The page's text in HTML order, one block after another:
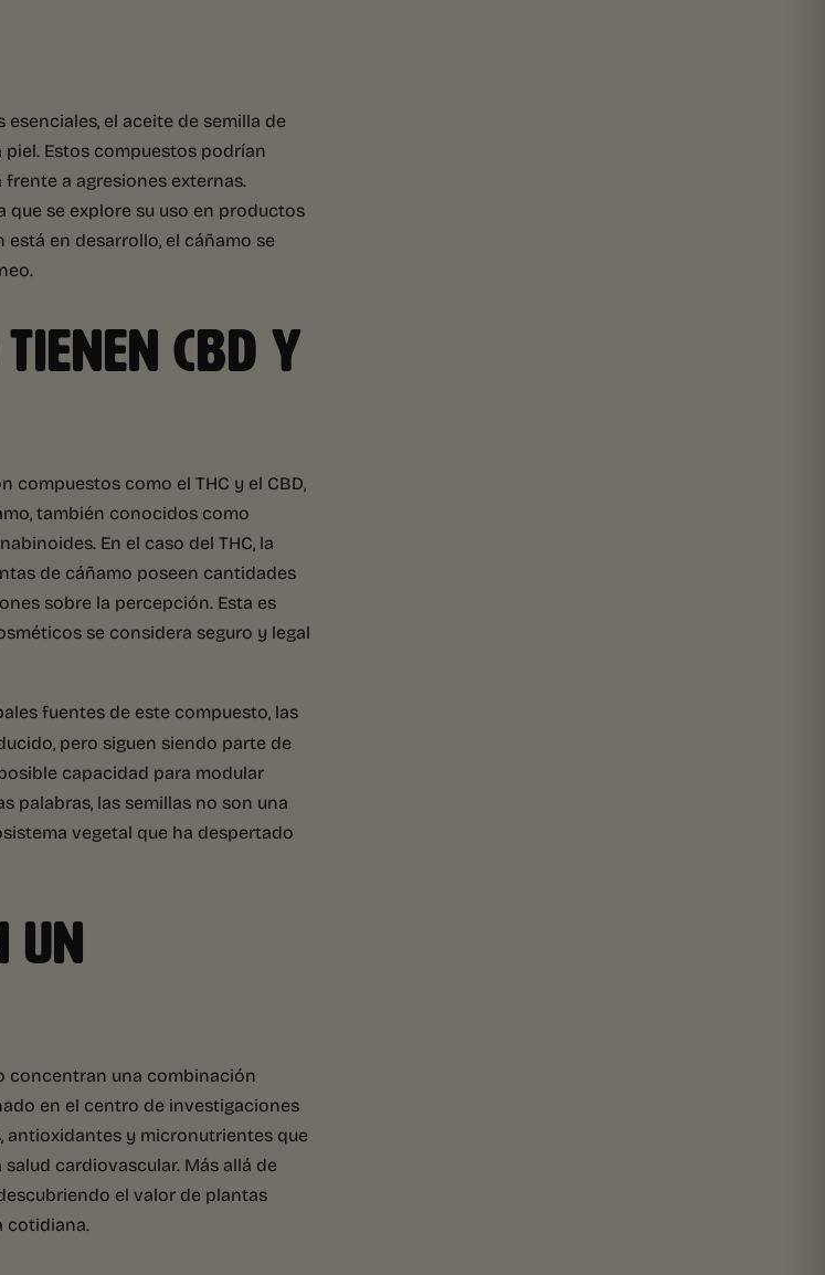
el aceite de semilla de
Estos compuestos podrían
a agresiones externas.
se explore su uso en productos
en desarrollo, el cáñamo se
CBD Y
compuestos como el THC y el CBD,
también conocidos como
En el caso del THC, la
de cáñamo poseen cantidades
sobre la percepción. Esta es
se considera seguro y legal
fuentes de este compuesto, las
pero siguen siendo parte de
capacidad para modular
palabras, las semillas no son una
vegetal que ha despertado
UN
concentran una combinación
en el centro de investigaciones
antioxidantes y micronutrientes que
cardiovascular. Más allá de
el valor de plantas
cotidiana.